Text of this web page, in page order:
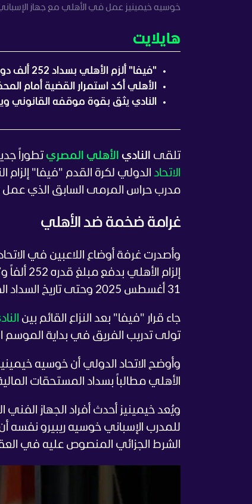
خوسيه خيمينيز عمل في الأهلي مع جهاز
هايلايت
"فيفا" ألزم الأهلي بسداد 252 ألف دولار لخيمينيز.
الأهلي أكد استمرار القضية أمام
النادي يثق بقوة موقفه القانوني
تلقى النادي الأهلي المصري تطوراً
الاتحاد الدولي لكرة القدم "فيفا" إلزام
مدرب حراس المرمى السابق الذي عمل
غرامة ضخمة ضد الأهلي
وأصدرت غرفة أوضاع اللاعبين في
31 أغسطس 2025 وحتى تاريخ السداد الفعلي.
جاء قرار "فيفا" بعد النزاع القائم بين
تولى تدريب الفريق في بداية الموسم
وأوضح الاتحاد الدولي أن خوسيه
الأهلي مطالباً بسداد المستحقات
ويُعد خيمينيز أحدث أفراد الجهاز
الشرط الجزائي المنصوص عليه في العقد